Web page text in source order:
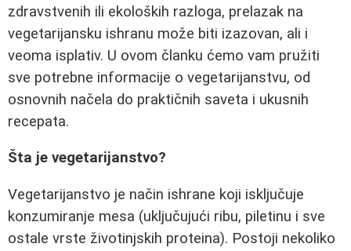
zdravstvenih ili ekoloških razloga, prelazak na
vegetarijansku ishranu može biti izazovan, ali i
veoma isplativ. U ovom članku ćemo vam pružiti
sve potrebne informacije o vegetarijanstvu, od
osnovnih načela do praktičnih saveta i ukusnih
recepata.
Šta je vegetarijanstvo?
Vegetarijanstvo je način ishrane koji isključuje
konzumiranje mesa (uključujući ribu, piletinu i sve
ostale vrste životinjskih proteina). Postoji nekoliko